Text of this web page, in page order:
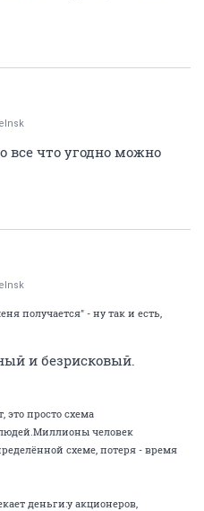
все что угодно можно
получается" - ну так и есть,
и безрисковый.
это просто схема
человек
схеме, потеря - время
деньги:у акционеров,